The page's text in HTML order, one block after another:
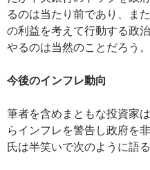
るのは当たり前であり、ま
の利益を考えて行動する政
やるのは当然のことだろう。
今後のインフレ動向
筆者を含めまともな投資家
らインフレを警告し政府を
氏は半笑いで次のように語る